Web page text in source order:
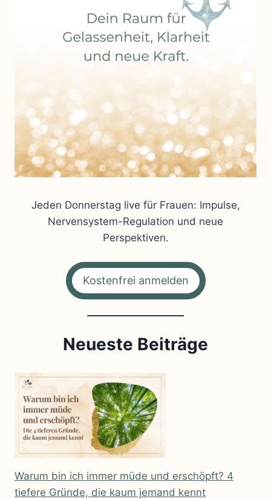
Jeden Donnerstag live für Frauen: Impulse,
Nervensystem-Regulation und neue
Perspektiven.
Kostenfrei anmelden
Neueste Beiträge
Warum bin ich immer müde und erschöpft? 4
tiefere Gründe, die kaum jemand kennt